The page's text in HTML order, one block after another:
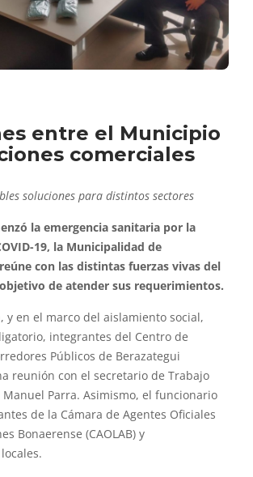
entre el Municipio
comerciales
soluciones para distintos sectores
la emergencia sanitaria por la
19, la Municipalidad de
con las distintas fuerzas vivas del
de atender sus requerimientos.
y en el marco del aislamiento social,
integrantes del Centro de
Públicos de Berazategui
reunión con el secretario de Trabajo
Manuel Parra. Asimismo, el funcionario
de la Cámara de Agentes Oficiales
Bonaerense (CAOLAB) y